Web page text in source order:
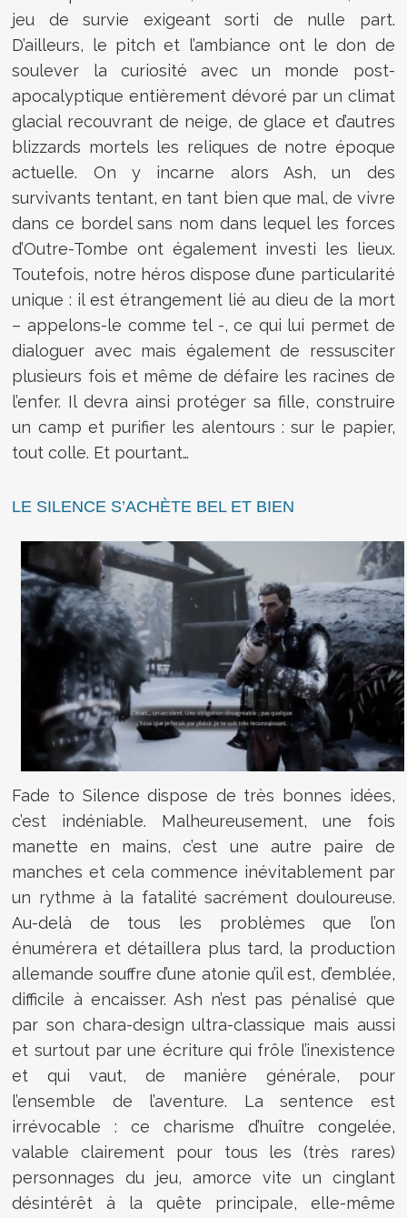
jeu de survie exigeant sorti de nulle part.
D’ailleurs, le pitch et l’ambiance ont le don de
soulever la curiosité avec un monde post-
apocalyptique entièrement dévoré par un climat
glacial recouvrant de neige, de glace et d’autres
blizzards mortels les reliques de notre époque
actuelle. On y incarne alors Ash, un des
survivants tentant, en tant bien que mal, de vivre
dans ce bordel sans nom dans lequel les forces
d’Outre-Tombe ont également investi les lieux.
Toutefois, notre héros dispose d’une particularité
unique : il est étrangement lié au dieu de la mort
– appelons-le comme tel -, ce qui lui permet de
dialoguer avec mais également de ressusciter
plusieurs fois et même de défaire les racines de
l’enfer. Il devra ainsi protéger sa fille, construire
un camp et purifier les alentours : sur le papier,
tout colle. Et pourtant…
LE SILENCE S’ACHÈTE BEL ET BIEN
Fade to Silence dispose de très bonnes idées,
c’est indéniable. Malheureusement, une fois
manette en mains, c’est une autre paire de
manches et cela commence inévitablement par
un rythme à la fatalité sacrément douloureuse.
Au-delà de tous les problèmes que l’on
énumérera et détaillera plus tard, la production
allemande souffre d’une atonie qu’il est, d’emblée,
difficile à encaisser. Ash n’est pas pénalisé que
par son chara-design ultra-classique mais aussi
et surtout par une écriture qui frôle l’inexistence
et qui vaut, de manière générale, pour
l’ensemble de l’aventure. La sentence est
irrévocable : ce charisme d’huître congelée,
valable clairement pour tous les (très rares)
personnages du jeu, amorce vite un cinglant
désintérêt à la quête principale, elle-même